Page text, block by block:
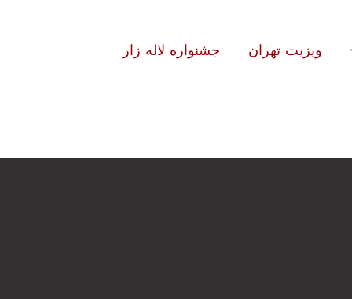
ویزیت تهران جشنواره لاله زار